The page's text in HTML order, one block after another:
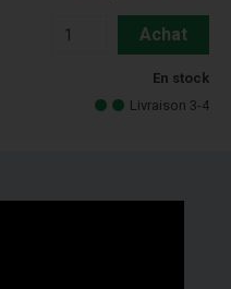
Achat
En stock
Livraison 3-4